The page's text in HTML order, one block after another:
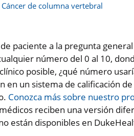
Cáncer de columna vertebral
paciente a la pregunta
número del 0 al 10,
posible, ¿qué número
en un sistema de calificación
Conozca más sobre nuestro
reciben una versión
están disponibles en